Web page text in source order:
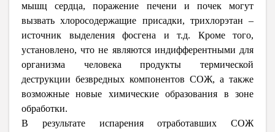
мышц сердца, поражение печени и почек могут
вызвать хлоросодержащие присадки, трихлорэтан –
источник выделения фосгена и т.д. Кроме того,
установлено, что не являются индифферентными для
организма человека продукты термической
деструкции безвредных компонентов СОЖ, а также
возможные новые химические образования в зоне
обработки.
В результате испарения отработавших СОЖ